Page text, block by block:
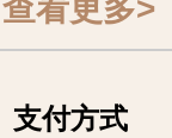
查看更多>
支付方式